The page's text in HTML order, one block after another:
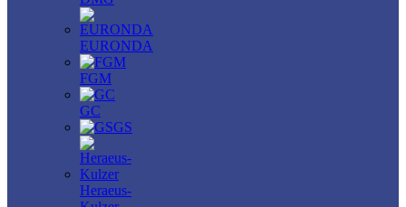
EURONDA
FGM
GC
GS
Heraeus-